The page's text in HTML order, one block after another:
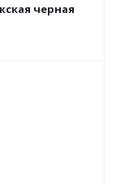
черная